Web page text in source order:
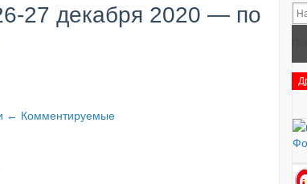
27 декабря 2020 — по
← Комментируемые